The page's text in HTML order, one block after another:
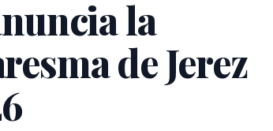
la
de Jerez